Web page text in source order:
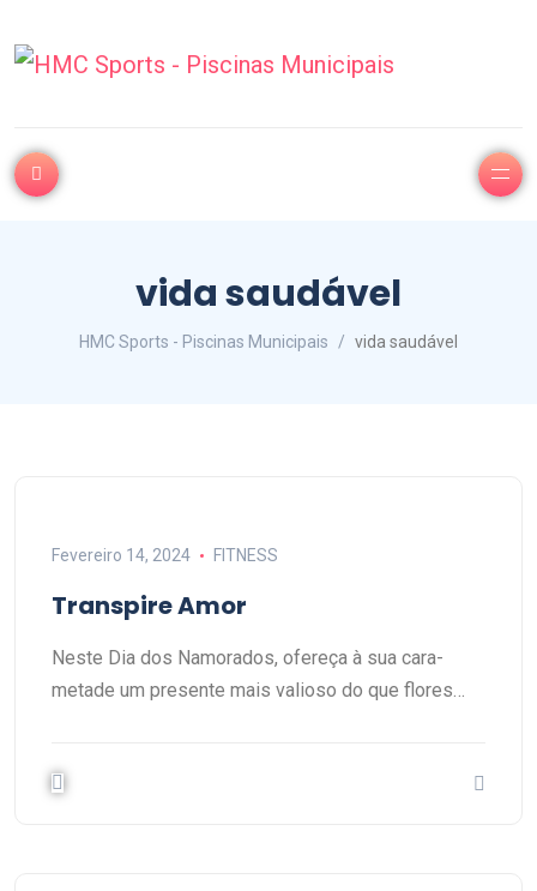
vida saudável
HMC Sports - Piscinas Municipais vida saudável
Fevereiro 14, 2024 FITNESS
Transpire Amor
Neste Dia dos Namorados, ofereça à sua cara-
metade um presente mais valioso do que flores…